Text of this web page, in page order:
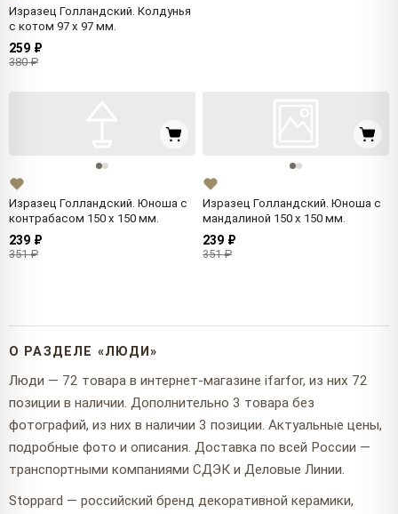
Изразец Голландский. Колдунья
с котом 97 x 97 мм.
259 ₽
380 ₽
Изразец Голландский. Юноша с
контрабасом 150 x 150 мм.
239 ₽
351 ₽
Изразец Голландский. Юноша с
мандалиной 150 x 150 мм.
239 ₽
351 ₽
О РАЗДЕЛЕ «ЛЮДИ»
Люди — 72 товара в интернет-магазине ifarfor, из них 72
позиции в наличии. Дополнительно 3 товара без
фотографий, из них в наличии 3 позиции. Актуальные цены,
подробные фото и описания. Доставка по всей России —
транспортными компаниями СДЭК и Деловые Линии.
Stoppard — российский бренд декоративной керамики,